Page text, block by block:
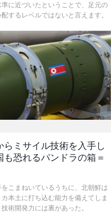
準に近づいたということで、足元の
するレベルではないと言えます。
らミサイル技術を入手し
も恐れるパンドラの箱＝
こまねいているうちに、北朝鮮は
本土に打ち込む能力を備えてしま
術開発力には裏があった。